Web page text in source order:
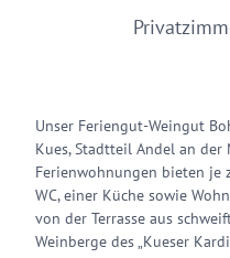
Unser Feriengut-Weingut
Kues, Stadtteil Andel an der
Ferienwohnungen bieten je
WC, einer Küche sowie
von der Terrasse aus
Weinberge des „Kueser